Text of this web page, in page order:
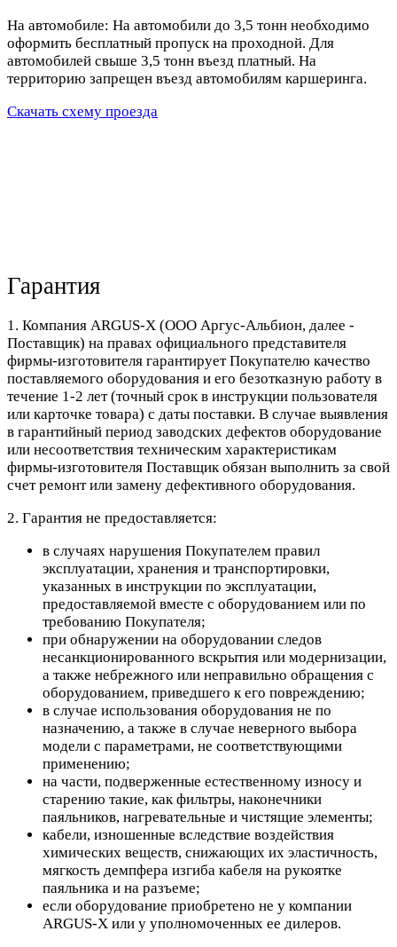
На автомобиле: На автомобили до 3,5 тонн необходимо
оформить бесплатный пропуск на проходной. Для
автомобилей свыше 3,5 тонн въезд платный. На
территорию запрещен въезд автомобилям каршеринга.
Скачать схему проезда
Гарантия
1. Компания ARGUS-X (ООО Аргус-Альбион, далее -
Поставщик) на правах официального представителя
фирмы-изготовителя гарантирует Покупателю качество
поставляемого оборудования и его безотказную работу в
течение 1-2 лет (точный срок в инструкции пользователя
или карточке товара) с даты поставки. В случае выявления
в гарантийный период заводских дефектов оборудование
или несоответствия техническим характеристикам
фирмы-изготовителя Поставщик обязан выполнить за свой
счет ремонт или замену дефективного оборудования.
2. Гарантия не предоставляется:
в случаях нарушения Покупателем правил
эксплуатации, хранения и транспортировки,
указанных в инструкции по эксплуатации,
предоставляемой вместе с оборудованием или по
требованию Покупателя;
при обнаружении на оборудовании следов
несанкционированного вскрытия или модернизации,
а также небрежного или неправильно обращения с
оборудованием, приведшего к его повреждению;
в случае использования оборудования не по
назначению, а также в случае неверного выбора
модели с параметрами, не соответствующими
применению;
на части, подверженные естественному износу и
старению такие, как фильтры, наконечники
паяльников, нагревательные и чистящие элементы;
кабели, изношенные вследствие воздействия
химических веществ, снижающих их эластичность,
мягкость демпфера изгиба кабеля на рукоятке
паяльника и на разъеме;
если оборудование приобретено не у компании
ARGUS-X или у уполномоченных ее дилеров.